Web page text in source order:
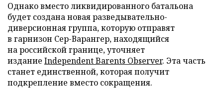
Однако вместо ликвидированного батальона
будет создана новая разведывательно-
диверсионная группа, которую отправят
в гарнизон Сер-Варангер, находящийся
на российской границе, уточняет
издание Independent Barents Observer. Эта часть
станет единственной, которая получит
подкрепление вместо сокращения.